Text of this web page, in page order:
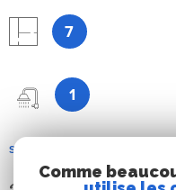
privilégié, à proximité
des écoles, et à
Saône Sud. Dès
volumes et la
meublée et équipée,
insert bois qui apporte
soirées d’hiver.
chambres agréables,
7
1
SÉLECTIONNER
Comme